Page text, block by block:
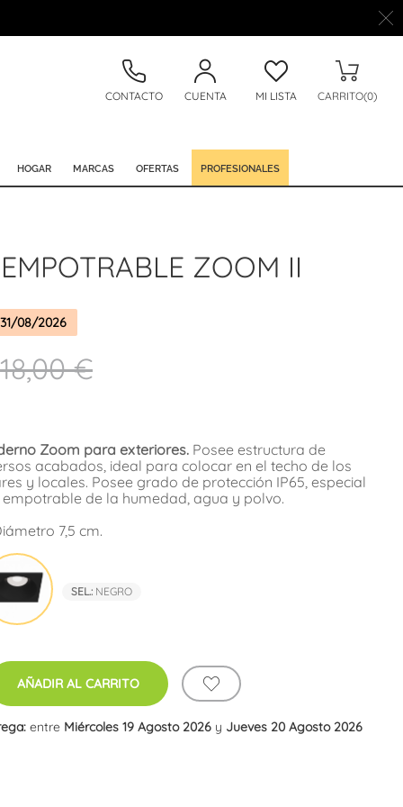
CONTACTO CUENTA MI LISTA CARRITO(0)
HOGAR MARCAS OFERTAS PROFESIONALES
ZOOM II
31/08/2026
18,00 €
Zoom para exteriores. Posee estructura de
acabados, ideal para colocar en el techo de los
y locales. Posee grado de protección IP65, especial
de la humedad, agua y polvo.
7,5 cm.
SEL.: NEGRO
AÑADIR AL CARRITO
entre Miércoles 19 Agosto 2026 y Jueves 20 Agosto 2026